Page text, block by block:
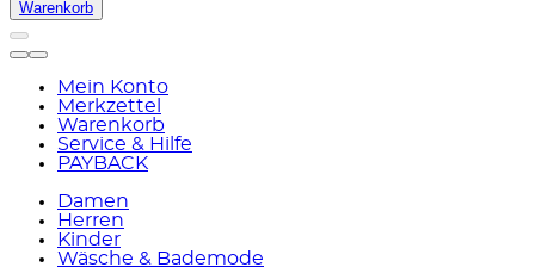
Warenkorb
Mein Konto
Merkzettel
Warenkorb
Service & Hilfe
PAYBACK
Damen
Herren
Kinder
Wäsche & Bademode